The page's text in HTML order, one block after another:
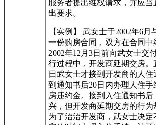
服务者提出维权请求，并应
出要求。
【实例】 武女士于2002年6
一份购房合同，双方在合同
2002年12月3日前向武女士交
行过程中，开发商延期交房。
日武女士才接到开发商的人
到通知书后20日内办理人住
房违约金。接到入住通知书
兴，但开发商延期交房的行为
为了治治开发商，武女士决